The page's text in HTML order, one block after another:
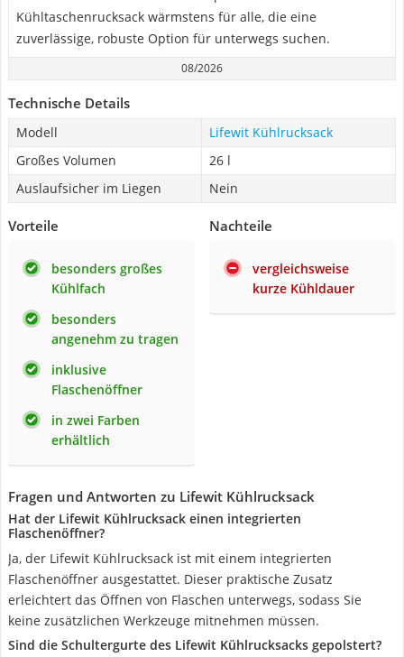
Kühltaschenrucksack wärmstens für alle, die eine
zuverlässige, robuste Option für unterwegs suchen.
08/2026
Technische Details
Modell
Lifewit Kühlrucksack
Großes Volumen
26 l
Auslaufsicher im Liegen
Nein
Vorteile
besonders großes
Kühlfach
besonders
angenehm zu tragen
inklusive
Flaschenöffner
in zwei Farben
erhältlich
Nachteile
vergleichsweise
kurze Kühldauer
Fragen und Antworten zu Lifewit Kühlrucksack
Hat der Lifewit Kühlrucksack einen integrierten
Flaschenöffner?
Ja, der Lifewit Kühlrucksack ist mit einem integrierten
Flaschenöffner ausgestattet. Dieser praktische Zusatz
erleichtert das Öffnen von Flaschen unterwegs, sodass Sie
keine zusätzlichen Werkzeuge mitnehmen müssen.
Sind die Schultergurte des Lifewit Kühlrucksacks gepolstert?